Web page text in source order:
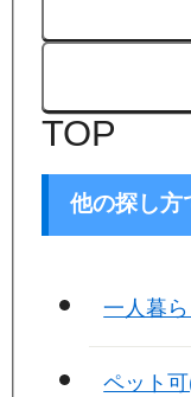
TOP
他の探し方
一人暮
ペット